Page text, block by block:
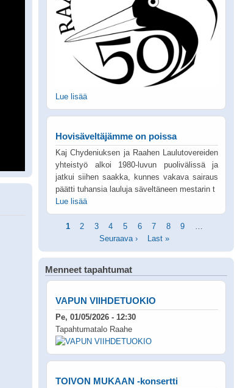
Lue lisää
Hovisäveltäjämme on poissa
Kaj Chydeniuksen ja Raahen Laulutovereiden
yhteistyö alkoi 1980-luvun puolivälissä ja
jatkui siihen saakka, kunnes vakava sairaus
päätti tuhansia lauluja säveltäneen mestarin t
Lue lisää
SivutusTämänhetkinen
1 Sivu
2 Sivu
3 Sivu
4 Sivu
5 Sivu
6 Sivu
7 Sivu
8 Sivu
9 …
Seuraava ›
Viimeinen
sivu
Last »
Menneet tapahtumat
VAPUN VIIHDETUOKIO
Pe, 01/05/2026 - 12:30
Tapahtumatalo Raahe
TOIVON MUKAAN -konsertti